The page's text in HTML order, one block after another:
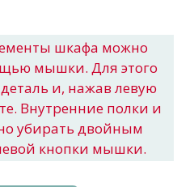
шкафа можно
мышки. Для этого
и, нажав левую
Внутренние полки и
убирать двойным
кнопки мышки.